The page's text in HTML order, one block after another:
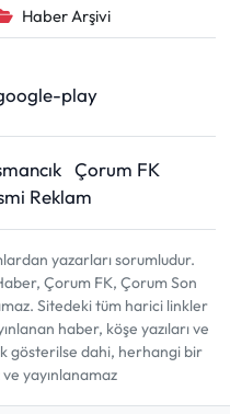
Haber Arşivi
Çorum FK
Reklam
yazarları sorumludur.
Çorum FK, Çorum Son
Sitedeki tüm harici linkler
haber, köşe yazıları ve
gösterilse dahi, herhangi bir
yayınlanamaz